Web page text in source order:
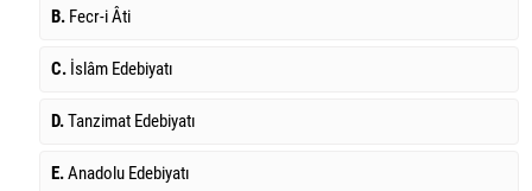
B. Fecr-i Âti
C. İslâm Edebiyatı
D.Tanzimat Edebiyatı
E.Anadolu Edebiyatı